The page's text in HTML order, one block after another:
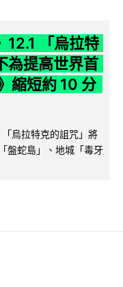
12.1 「烏拉特
為提高世界首
縮短約 10 分
烏拉特克的詛咒」將
盤蛇島」、地城「毒牙